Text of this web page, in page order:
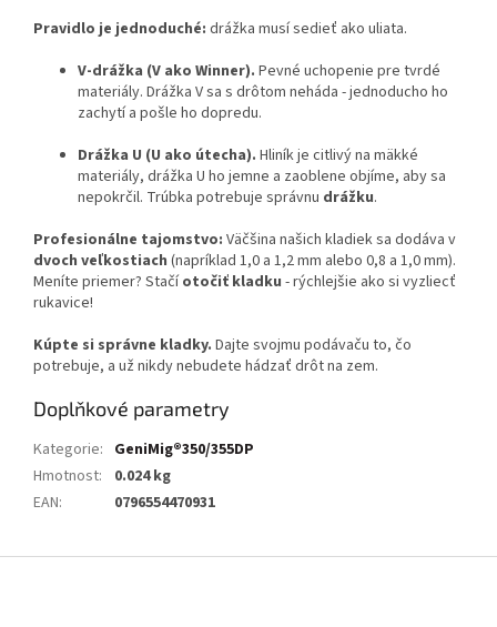
Pravidlo je jednoduché: drážka musí sedieť ako uliata.
V-drážka (V ako Winner). Pevné uchopenie pre tvrdé
materiály. Drážka V sa s drôtom neháda - jednoducho ho
zachytí a pošle ho dopredu.
Drážka U (U ako útecha). Hliník je citlivý na mäkké
materiály, drážka U ho jemne a zaoblene objíme, aby sa
nepokrčil. Trúbka potrebuje správnu drážku.
Profesionálne tajomstvo: Väčšina našich kladiek sa dodáva v
dvoch veľkostiach (napríklad 1,0 a 1,2 mm alebo 0,8 a 1,0 mm).
Meníte priemer? Stačíotočiť kladku - rýchlejšie ako si vyzliecť
rukavice!
Kúpte si správne kladky. Dajte svojmu podávaču to, čo
potrebuje, a už nikdy nebudete hádzať drôt na zem.
Doplňkové parametry
Kategorie: GeniMig®350/355DP
Hmotnost:
0.024 kg
EAN: 0796554470931